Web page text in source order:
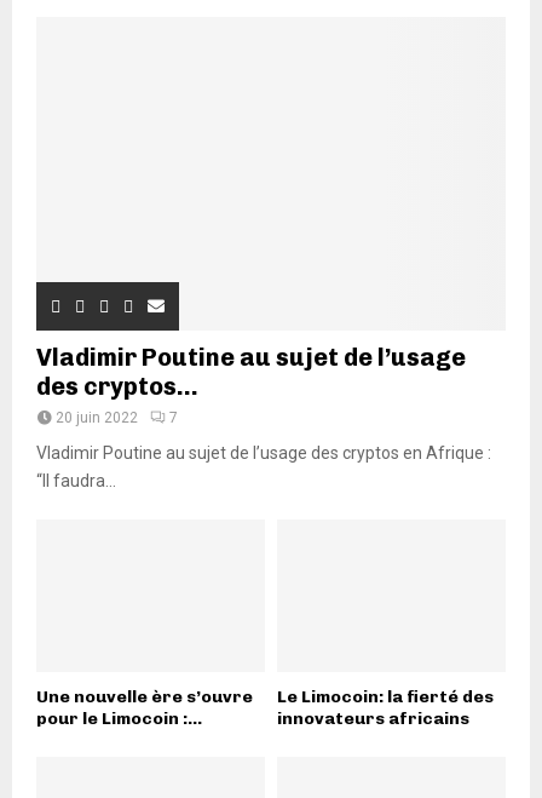
Vladimir Poutine au sujet de l’usage
des cryptos...
20 juin 2022 7
Vladimir Poutine au sujet de l’usage des cryptos en Afrique :
“Il faudra...
Une nouvelle ère s’ouvre
pour le Limocoin :...
Le Limocoin: la fierté des
innovateurs africains